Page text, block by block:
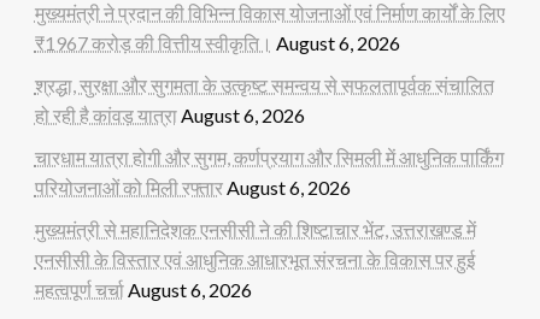
मुख्यमंत्री ने प्रदान की विभिन्न विकास योजनाओं एवं निर्माण कार्यों के लिए
₹1967 करोड़ की वित्तीय स्वीकृति। August 6, 2026
श्रद्धा, सुरक्षा और सुगमता के उत्कृष्ट समन्वय से सफलतापूर्वक संचालित
हो रही है कांवड़ यात्राAugust 6, 2026
चारधाम यात्रा होगी और सुगम, कर्णप्रयाग और सिमली में आधुनिक पार्किंग
परियोजनाओं को मिली रफ्तारAugust 6, 2026
मुख्यमंत्री से महानिदेशक एनसीसी ने की शिष्टाचार भेंट, उत्तराखण्ड में
एनसीसी के विस्तार एवं आधुनिक आधारभूत संरचना के विकास पर हुई
महत्वपूर्ण चर्चाAugust 6, 2026